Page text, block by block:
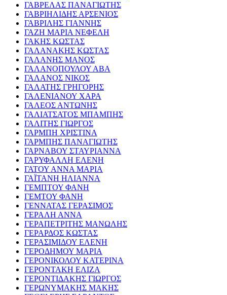
ΓΑΒΡΕΛΑΣ ΠΑΝΑΓΙΩΤΗΣ
ΓΑΒΡΙΗΛΙΔΗΣ ΑΡΣΕΝΙΟΣ
ΓΑΒΡΙΛΗΣ ΓΙΑΝΝΗΣ
ΓΑΖΗ ΜΑΡΙΑ ΝΕΦΕΛΗ
ΓΑΚΗΣ ΚΩΣΤΑΣ
ΓΑΛΑΝΑΚΗΣ ΚΩΣΤΑΣ
ΓΑΛΑΝΗΣ ΜΑΝΟΣ
ΓΑΛΑΝΟΠΟΥΛΟΥ ΑΒΑ
ΓΑΛΑΝΟΣ ΝΙΚΟΣ
ΓΑΛΑΤΗΣ ΓΡΗΓΟΡΗΣ
ΓΑΛΕΝΙΑΝΟΥ ΧΑΡΑ
ΓΑΛΕΟΣ ΑΝΤΩΝΗΣ
ΓΑΛΙΑΤΣΑΤΟΣ ΜΠΑΜΠΗΣ
ΓΑΛΙΤΗΣ ΓΙΩΡΓΟΣ
ΓΑΡΜΠΗ ΧΡΙΣΤΙΝΑ
ΓΑΡΜΠΗΣ ΠΑΝΑΓΙΩΤΗΣ
ΓΑΡΝΑΒΟΥ ΣΤΑΥΡΙΑΝΝΑ
ΓΑΡΥΦΑΛΛΗ ΕΛΕΝΗ
ΓΑΤΟΥ ΑΝΝΑ ΜΑΡΙΑ
ΓΑΪΤΑΝΗ ΗΛΙΑΝΝΑ
ΓΕΜΠΤΟΥ ΦΑΝΗ
ΓΕΜΤΟΥ ΦΑΝΗ
ΓΕΝΝΑΤΑΣ ΓΕΡΑΣΙΜΟΣ
ΓΕΡΑΛΗ ΑΝΝΑ
ΓΕΡΑΠΕΤΡΙΤΗΣ ΜΑΝΩΛΗΣ
ΓΕΡΑΡΔΟΣ ΚΩΣΤΑΣ
ΓΕΡΑΣΙΜΙΔΟΥ ΕΛΕΝΗ
ΓΕΡΟΔΗΜΟΥ ΜΑΡΙΑ
ΓΕΡΟΝΙΚΟΛΟΥ ΚΑΤΕΡΙΝΑ
ΓΕΡΟΝΤΑΚΗ ΕΛΙΖΑ
ΓΕΡΟΝΤΙΔΑΚΗΣ ΓΙΩΡΓΟΣ
ΓΕΡΩΝΥΜΑΚΗΣ ΜΑΚΗΣ